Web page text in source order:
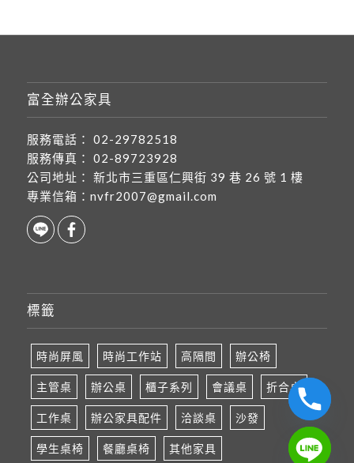
富全辦公家具
服務電話：
02-29782518
服務傳真：
02-89723928
公司地址：
新北市三重區仁興街 39 巷 26 號 1 樓
專業信箱： nvfr2007@gmail.com
標籤
時尚屏風 時尚工作站 高隔間 辦公椅
主管桌 辦公桌 櫃子系列 會議桌 折合桌
工作桌 辦公家具配件 洽談桌 沙發
學生桌椅 餐廳桌椅 其他家具